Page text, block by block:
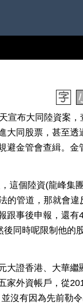
宣布大同陸資案，
大同股票，甚至透
避金管會查緝。金
這個陸資(龍峰集
的管道，那就會違
跟事後申報，還有
同時呢限制他的
大證香港、大華繼
家外資帳戶，從
沒有因為先前勒